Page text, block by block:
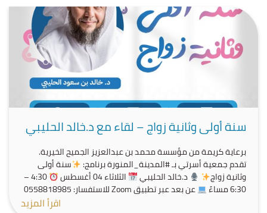
سنة أولى وثانية زواج – لقاء مع د.خالد الحليبي
برعاية كريمة من مؤسسة محمد بن عبدالعزيز الجميح الخيرية.
تقدم جمعية أسرتي بـ #المدينة_المنورة برنامج:
سنة أولى
وثانية زواج
د.خالد الحليبي الثلاثاء 04 أغسطس
4:30 –
6:30 مساءً
عن بعد عبر تطبيق Zoom للاستفسار: 0558818985
اقرأ المزيد